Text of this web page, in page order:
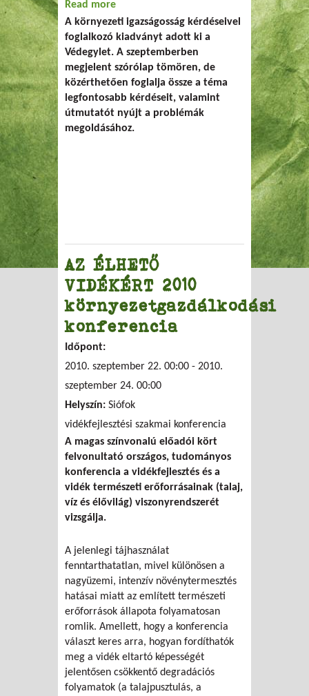
Read more about A Környezeti Igazságosságról
A környezeti igazságosság kérdéseivel
foglalkozó kiadványt adott ki a
Védegylet. A szeptemberben
megjelent szórólap tömören, de
közérthetően foglalja össze a téma
legfontosabb kérdéseit, valamint
útmutatót nyújt a problémák
megoldásához.
AZ ÉLHETŐ
VIDÉKÉRT 2010
környezetgazdálkodási
konferencia
Időpont:
2010. szeptember 22. 00:00 - 2010.
szeptember 24. 00:00
Helyszín: Siófok
vidékfejlesztési szakmai konferencia
A magas színvonalú előadói kört
felvonultató országos, tudományos
konferencia a vidékfejlesztés és a
vidék természeti erőforrásainak (talaj,
víz és élővilág) viszonyrendszerét
vizsgálja.
A jelenlegi tájhasználat
fenntarthatatlan, mivel különösen a
nagyüzemi, intenzív növénytermesztés
hatásai miatt az említett természeti
erőforrások állapota folyamatosan
romlik. Amellett, hogy a konferencia
választ keres arra, hogyan fordíthatók
meg a vidék eltartó képességét
jelentősen csökkentő degradációs
folyamatok (a talajpusztulás, a